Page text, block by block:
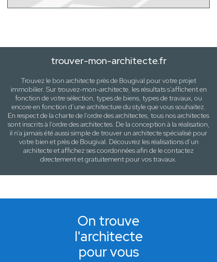
trouver-mon-architecte.fr
Trouvez le bon architecte près de Bougival pour votre projet
immobilier. Sur trouvez-mon-architecte, les résultats s’affichent en
fonction de votre sélection, types de biens, types de travaux, ou
encore en fonction d’une architecturedu style que vous souhaitez.
En respect de la charte de l’ordre des architectes, tous nos architectes
sont inscrits à l’ordre des architectes. De la conception à la réalisation,
il n’a jamais été aussi simple de trouver un architecte spécialisé pour
votre bien et près de Bougival. Découvrez les réalisations d’un
architecte et affichez ses coordonnées afin de le contactez
directement et gratuitement pourvos travaux.
On trouve
l'architecte
pour vous